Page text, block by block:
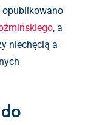
opublikowano
, a
niechęcią a